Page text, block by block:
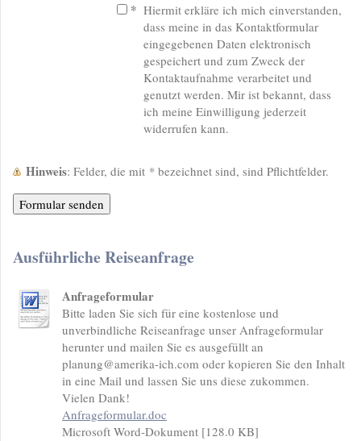
* Hiermit erkläre ich mich einverstanden,
dass meine in das Kontaktformular
eingegebenen Daten elektronisch
gespeichert und zum Zweck der
Kontaktaufnahme verarbeitet und
genutzt werden. Mir ist bekannt, dass
ich meine Einwilligung jederzeit
widerrufen kann.
Hinweis : Felder, die mit * bezeichnet sind, sind Pflichtfelder.
Ausführliche Reiseanfrage
Anfrageformular
Bitte laden Sie sich für eine kostenlose und
unverbindliche Reiseanfrage unser Anfrageformular
herunter und mailen Sie es ausgefüllt an
planung@amerika-ich.com oder kopieren Sie den Inhalt
in eine Mail und lassen Sie uns diese zukommen.
Vielen Dank!
Anfrageformular.doc
Microsoft Word-Dokument [128.0 KB]